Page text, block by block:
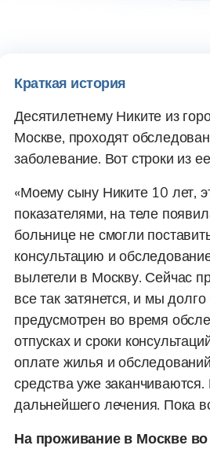
Краткая история
Десятилетнему Никите из
Москве, проходят
заболевание. Вот строки из
«Моему сыну Никите 10 лет,
показателями, на теле
больнице не смогли
консультацию и
вылетели в Москву. Сейчас
все так затянется, и мы
предусмотрен во время
отпусках и сроки
оплате жилья и
средства уже
дальнейшего лечения. Пока
На проживание в Москве во